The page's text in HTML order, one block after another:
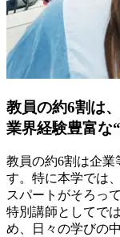
教員の約6割は、
業界経験豊富な
教員の約6割は企
す。特に本学では
スパートがそろっ
特別講師としてで
め、日々の学びの